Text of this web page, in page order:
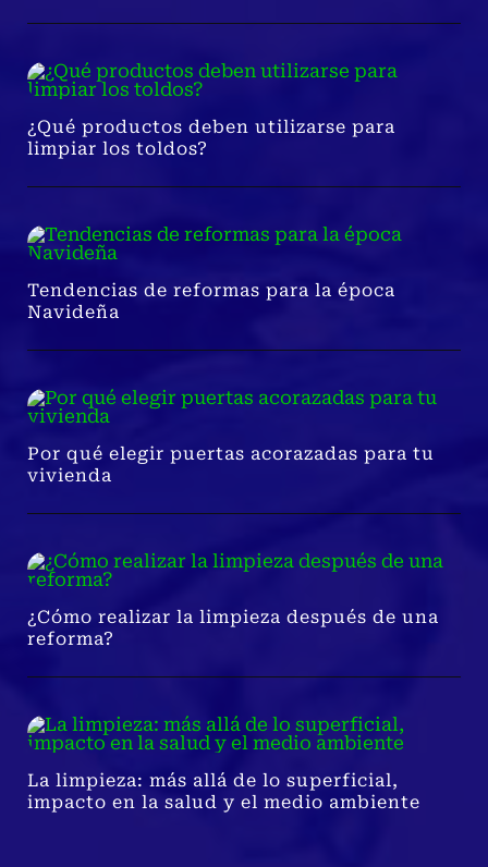
¿Qué productos deben utilizarse para
limpiar los toldos?
Tendencias de reformas para la época
Navideña
Por qué elegir puertas acorazadas para tu
vivienda
¿Cómo realizar la limpieza después de una
reforma?
La limpieza: más allá de lo superficial,
impacto en la salud y el medio ambiente